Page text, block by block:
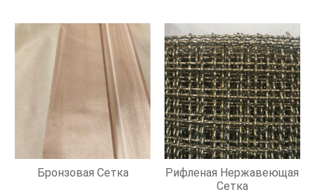
Бронзовая Сетка
Рифленая Нержавеющая
Сетка